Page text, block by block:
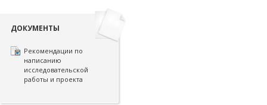
ДОКУМЕНТЫ
Рекомендации по
написанию
исследовательской
работы и проекта